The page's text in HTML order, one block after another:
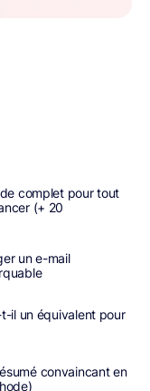
complet pour tout
(+ 20
un e-mail
il un équivalent pour
convaincant en